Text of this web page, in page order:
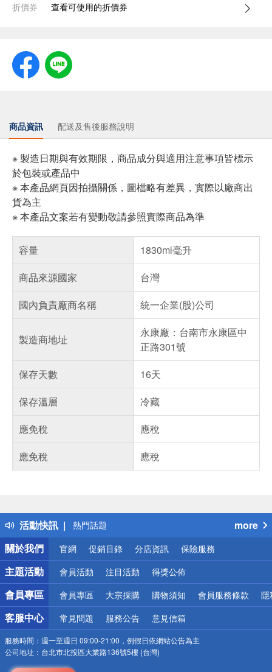
折價券 查看可使用的折價券
商品資訊 配送及售後服務說明
※ 製造日期與有效期限，商品成分與適用注意事項皆標示
於包裝或產品中
※ 本產品網頁因拍攝關係，圖檔略有差異，實際以廠商出
貨為主
※ 本產品文案若有變動敬請參照實際商品為準
容量
1830ml毫升
商品來源國家
台灣
國內負責廠商名稱
統一企業(股)公司
製造商地址
永康廠：台南市永康區中
正路301號
保存天數
16天
保存溫層
冷藏
應免稅
應稅
應免稅
應稅
活動快訊
得獎公告
熱門話題
銀行優惠
偏遠地區配送
詐騙網頁！請小心！
more
關於我們
官網 促銷目錄 分店資訊 保險服務
主題活動 會員活動 注目活動 得獎公佈
會員專區 會員專區 大宗採購 購物須知 會員服務條款 隱
客服中心 常見問題 服務公告 意見信箱
服務時間： 週一至週日 09:00-21:00，例假日依網站公告為主
公司地址： 台北市北投區大業路136號5樓 (台灣)